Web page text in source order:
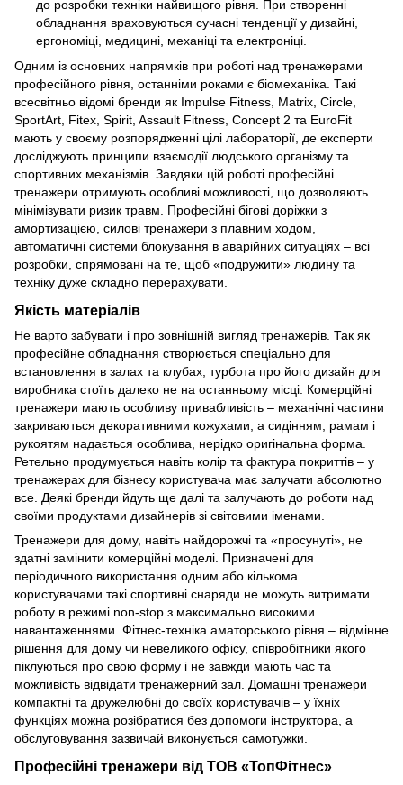
до розробки техніки найвищого рівня. При створенні
обладнання враховуються сучасні тенденції у дизайні,
ергономіці, медицині, механіці та електроніці.
Одним із основних напрямків при роботі над тренажерами
професійного рівня, останніми роками є біомеханіка. Такі
всесвітньо відомі бренди як Impulse Fitness, Matrix, Circle,
SportArt, Fitex, Spirit, Assault Fitness, Concept 2 та EuroFit
мають у своєму розпорядженні цілі лабораторії, де експерти
досліджують принципи взаємодії людського організму та
спортивних механізмів. Завдяки цій роботі професійні
тренажери отримують особливі можливості, що дозволяють
мінімізувати ризик травм. Професійні бігові доріжки з
амортизацією, силові тренажери з плавним ходом,
автоматичні системи блокування в аварійних ситуаціях – всі
розробки, спрямовані на те, щоб «подружити» людину та
техніку дуже складно перерахувати.
Якість матеріалів
Не варто забувати і про зовнішній вигляд тренажерів. Так як
професійне обладнання створюється спеціально для
встановлення в залах та клубах, турбота про його дизайн для
виробника стоїть далеко не на останньому місці. Комерційні
тренажери мають особливу привабливість – механічні частини
закриваються декоративними кожухами, а сидінням, рамам і
рукоятям надається особлива, нерідко оригінальна форма.
Ретельно продумується навіть колір та фактура покриттів – у
тренажерах для бізнесу користувача має залучати абсолютно
все. Деякі бренди йдуть ще далі та залучають до роботи над
своїми продуктами дизайнерів зі світовими іменами.
Тренажери для дому, навіть найдорожчі та «просунуті», не
здатні замінити комерційні моделі. Призначені для
періодичного використання одним або кількома
користувачами такі спортивні снаряди не можуть витримати
роботу в режимі non-stop з максимально високими
навантаженнями. Фітнес-техніка аматорського рівня – відмінне
рішення для дому чи невеликого офісу, співробітники якого
піклуються про свою форму і не завжди мають час та
можливість відвідати тренажерний зал. Домашні тренажери
компактні та дружелюбні до своїх користувачів – у їхніх
функціях можна розібратися без допомоги інструктора, а
обслуговування зазвичай виконується самотужки.
Професійні тренажери від ТОВ «ТопФітнес»